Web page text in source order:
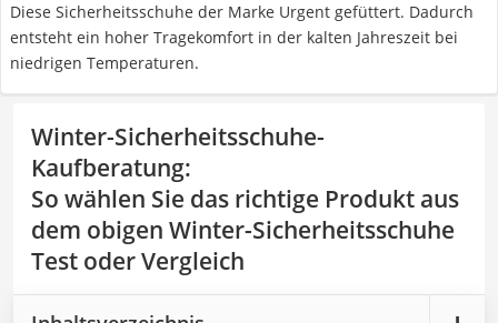
Diese Sicherheitsschuhe der Marke Urgent gefüttert. Dadurch
entsteht ein hoher Tragekomfort in der kalten Jahreszeit bei
niedrigen Temperaturen.
Winter-Sicherheitsschuhe-
Kaufberatung:
So wählen Sie das richtige Produkt aus
dem obigen Winter-Sicherheitsschuhe
Test oder Vergleich